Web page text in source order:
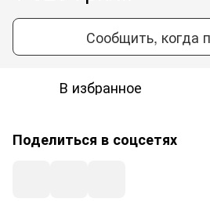
Сообщить, когда
В избранное
Поделиться в соцсетях